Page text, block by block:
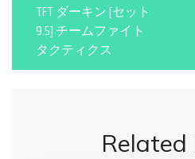
s
TFT ダーキン [セット
9.5] チームファイト
タクティクス
Related